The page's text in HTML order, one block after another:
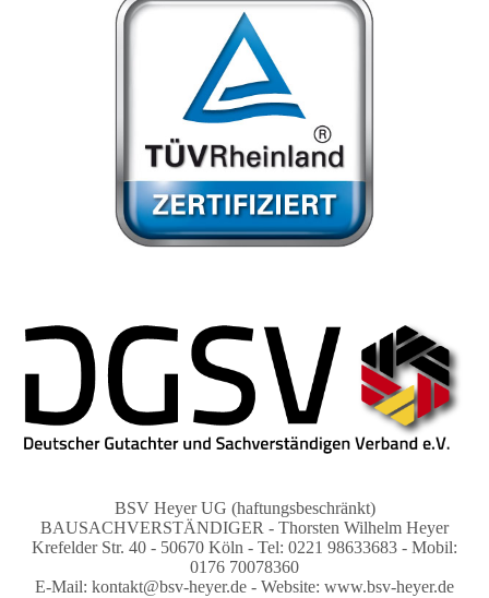
BSV Heyer UG (haftungsbeschränkt)
BAUSACHVERSTÄNDIGER - Thorsten Wilhelm Heyer
Krefelder Str. 40 - 50670 Köln - Tel: 0221 98633683 - Mobil:
0176 70078360
E-Mail: kontakt@bsv-heyer.de - Website: www.bsv-heyer.de